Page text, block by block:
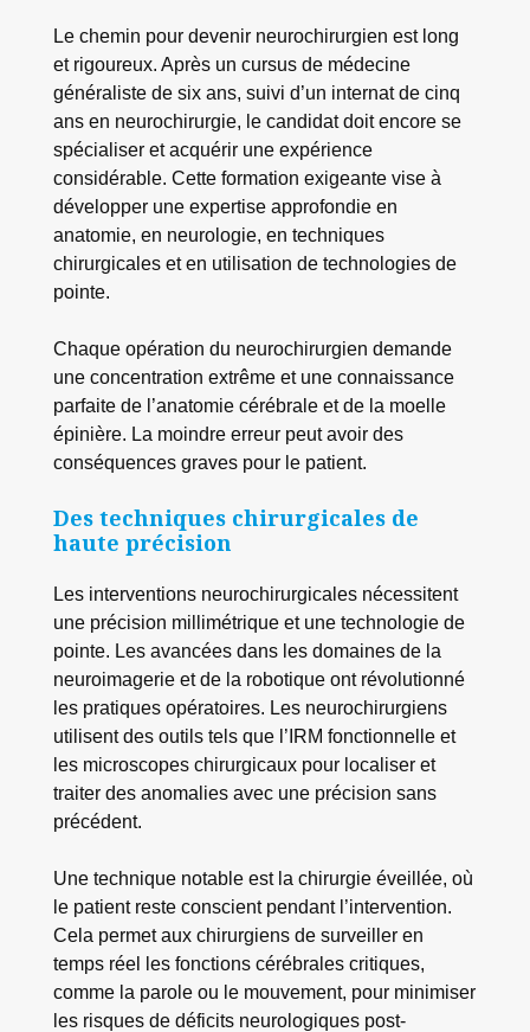
Le chemin pour devenir neurochirurgien est long
et rigoureux. Après un cursus de médecine
généraliste de six ans, suivi d’un internat de cinq
ans en neurochirurgie, le candidat doit encore se
spécialiser et acquérir une expérience
considérable. Cette formation exigeante vise à
développer une expertise approfondie en
anatomie, en neurologie, en techniques
chirurgicales et en utilisation de technologies de
pointe.
Chaque opération du neurochirurgien demande
une concentration extrême et une connaissance
parfaite de l’anatomie cérébrale et de la moelle
épinière. La moindre erreur peut avoir des
conséquences graves pour le patient.
Des techniques chirurgicales de
haute précision
Les interventions neurochirurgicales nécessitent
une précision millimétrique et une technologie de
pointe. Les avancées dans les domaines de la
neuroimagerie et de la robotique ont révolutionné
les pratiques opératoires. Les neurochirurgiens
utilisent des outils tels que l’IRM fonctionnelle et
les microscopes chirurgicaux pour localiser et
traiter des anomalies avec une précision sans
précédent.
Une technique notable est la chirurgie éveillée, où
le patient reste conscient pendant l’intervention.
Cela permet aux chirurgiens de surveiller en
temps réel les fonctions cérébrales critiques,
comme la parole ou le mouvement, pour minimiser
les risques de déficits neurologiques post-